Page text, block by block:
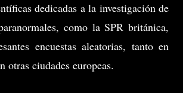
dedicadas a la investigación de
como la SPR británica,
encuestas aleatorias, tanto en
otras ciudades europeas.